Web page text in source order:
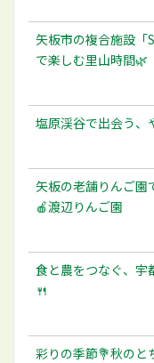
矢板市の複合施設「
で楽しむ里山時間🌿
塩原渓谷で出会う、
矢板の老舗りんご園
🍎渡辺りんご園
食と農をつなぐ、
🍴
彩りの季節💐秋のと